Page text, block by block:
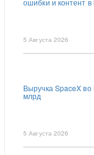
ошибки и контент в
5 Августа 2026
Выручка SpaceX
млрд
5 Августа 2026